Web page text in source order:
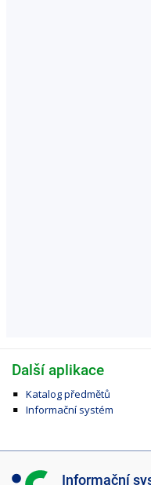
Další aplikace
Katalog předmětů
Informační systém
I Informační